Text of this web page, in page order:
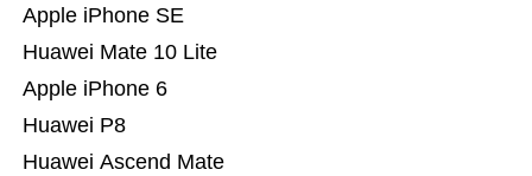
Huawei Ascend Mate
Huawei P8
Apple iPhone 6
Huawei Mate 10 Lite
Apple iPhone SE